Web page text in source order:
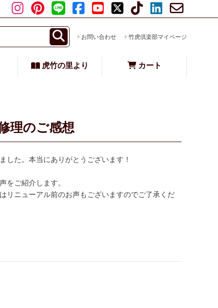
お問い合わせ 竹虎倶楽部マイページ
虎竹の里より カート
理のご感想
した。本当にありがとうございます！
をご紹介します。
リニューアル前のお声もございますのでご了承くだ